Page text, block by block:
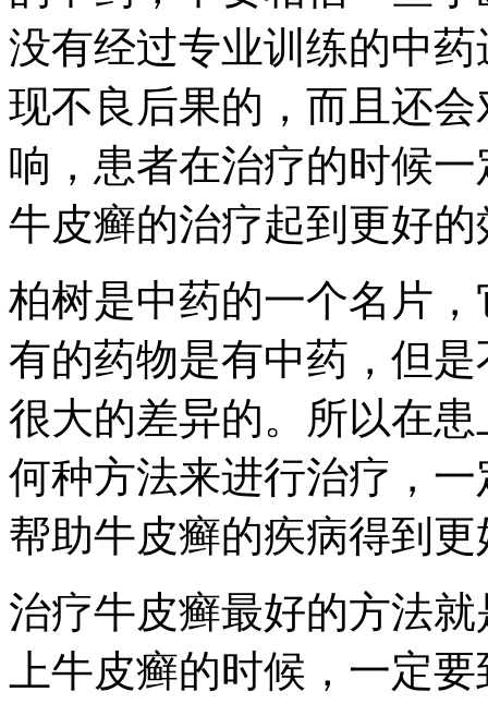
没有经过专业训练的中
现不良后果的，而且还
响，患者在治疗的时候
牛皮癣的治疗起到更好的
柏树是中药的一个名片
有的药物是有中药，但
很大的差异的。所以在
何种方法来进行治疗，
帮助牛皮癣的疾病得到
治疗牛皮癣最好的方法
上牛皮癣的时候，一定